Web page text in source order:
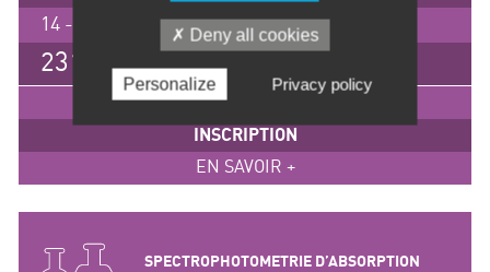
14 - 18 (am) septembre 2026, Lyon
2315 €
IMPRIMER
INSCRIPTION
EN SAVOIR +
SPECTROPHOTOMETRIE D’ABSORPTION
Deny all cookies
Personalize Privacy policy